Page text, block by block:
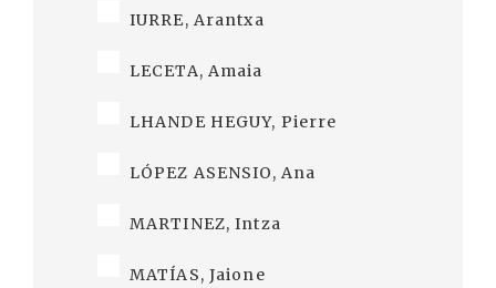
IURRE, Arantxa
LECETA, Amaia
LHANDE HEGUY, Pierre
LÓPEZ ASENSIO, Ana
MARTINEZ, Intza
MATÍAS, Jaione